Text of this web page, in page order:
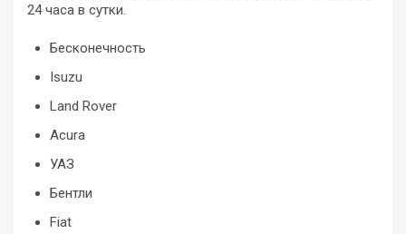
24 часа в сутки.
Бесконечность
Isuzu
Land Rover
Acura
УАЗ
Бентли
Fiat